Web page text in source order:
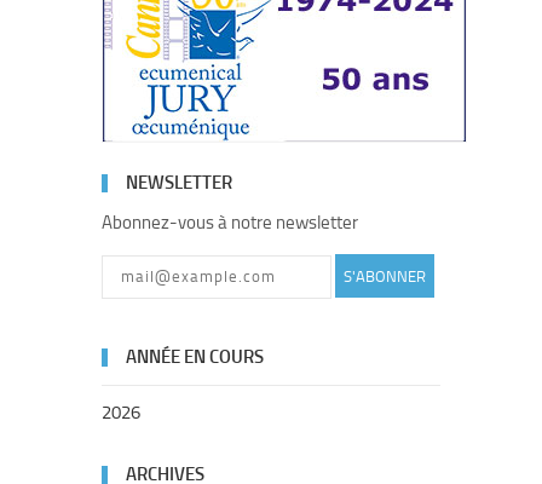
NEWSLETTER
Abonnez-vous à notre newsletter
S'ABONNER
ANNÉE EN COURS
2026
ARCHIVES